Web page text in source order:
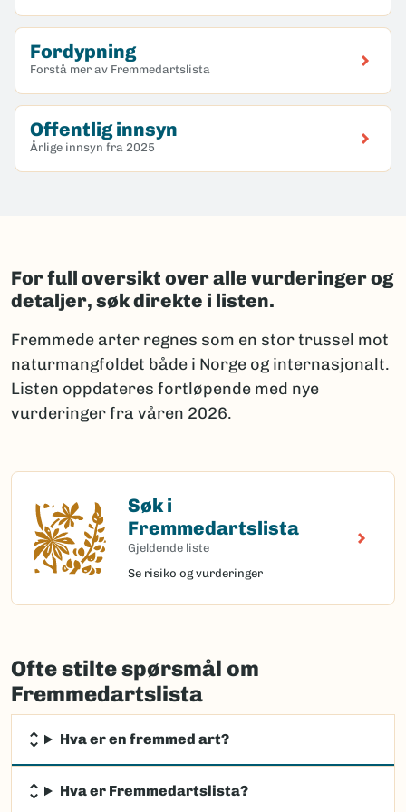
Fordypning
Forstå mer av Fremmedartslista
Offentlig innsyn
Årlige innsyn fra 2025
For full oversikt over alle vurderinger og
detaljer, søk direkte i listen.
Fremmede arter regnes som en stor trussel mot
naturmangfoldet både i Norge og internasjonalt.
Listen oppdateres fortløpende med nye
vurderinger fra våren 2026.
Søk i
Fremmedartslista
Gjeldende liste
Se risiko og vurderinger
Søk i Fremmedartslista
Ofte stilte spørsmål om
Fremmedartslista
Hva er en fremmed art?
Hva er Fremmedartslista?